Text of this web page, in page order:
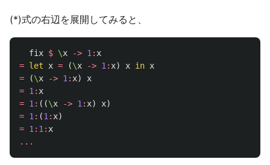
(*)式の右辺を展開してみると、
fix $ \x -> 1 : x
= let x = (\x -> 1 : x) x in x
=
(\x -> 1 : x)
x
= 1 : x
= 1 : ((\x -> 1 : x) x)
= 1 : (1 : x)
= 1 : 1 : x
...